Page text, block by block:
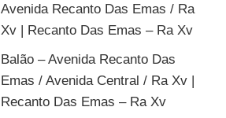
Avenida Recanto Das Emas / Ra
Xv | Recanto Das Emas – Ra Xv
Balão – Avenida Recanto Das
Emas / Avenida Central / Ra Xv |
Recanto Das Emas – Ra Xv